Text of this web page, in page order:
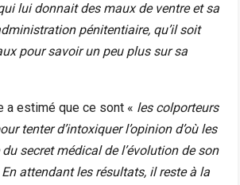
lui donnait des maux de ventre et sa
pénitentiaire, qu’il soit
pour savoir un peu plus sur sa
a estimé que ce sont « les colporteurs
tenter d’intoxiquer l’opinion d’où les
secret médical de l’évolution de son
attendant les résultats, il reste à la